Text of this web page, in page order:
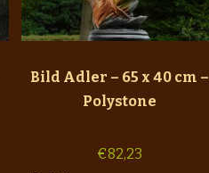
Bild Adler – 65 x 40 cm –
Polystone
€82,23